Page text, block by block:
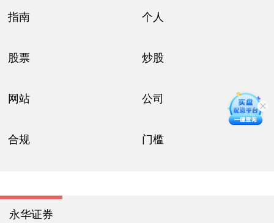
指南 个人
股票 炒股
网站 公司
合规 门槛
永华证券